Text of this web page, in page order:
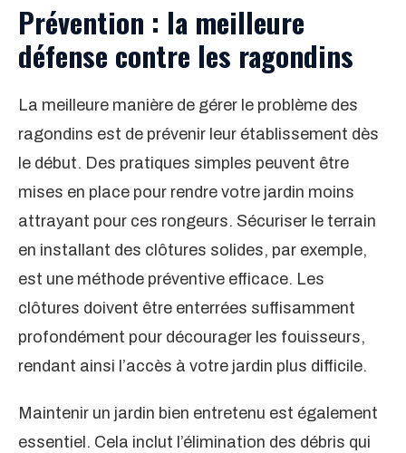
Prévention : la meilleure
défense contre les ragondins
La meilleure manière de gérer le problème des
ragondins est de prévenir leur établissement dès
le début. Des pratiques simples peuvent être
mises en place pour rendre votre jardin moins
attrayant pour ces rongeurs. Sécuriser le terrain
en installant des clôtures solides, par exemple,
est une méthode préventive efficace. Les
clôtures doivent être enterrées suffisamment
profondément pour décourager les fouisseurs,
rendant ainsi l’accès à votre jardin plus difficile.
Maintenir un jardin bien entretenu est également
essentiel. Cela inclut l’élimination des débris qui